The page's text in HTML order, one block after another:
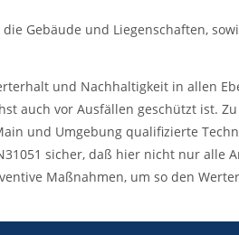
Gebäude und Liegenschaften,
und Nachhaltigkeit in allen
auch vor Ausfällen geschützt ist.
und Umgebung qualifizierte
sicher, daß hier nicht nur alle
Maßnahmen, um so den